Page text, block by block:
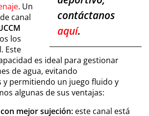
contáctanos
aquí.
. Un
canal
los
Este
es ideal para gestionar
de agua, evitando
y permitiendo un juego fluido y
algunas de sus ventajas:
con mejor sujeción: este canal está